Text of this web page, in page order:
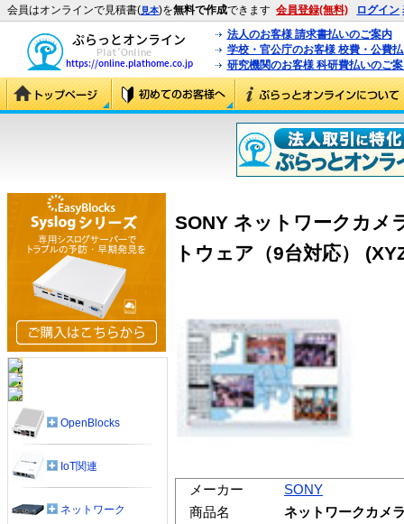
会員はオンラインで見積書(見本)を無料で作成できます 会員登録(無料) ログイン
法人のお客様 請求書払いのご案内
学校・官公庁のお客様 校費・公費
研究機関のお客様 科研費払いのご
SONY ネットワークカメ
トウェア（9台対応）
メーカー
SONY
商品名
ネットワークカメ
OpenBlocks
IoT関連
ネットワーク